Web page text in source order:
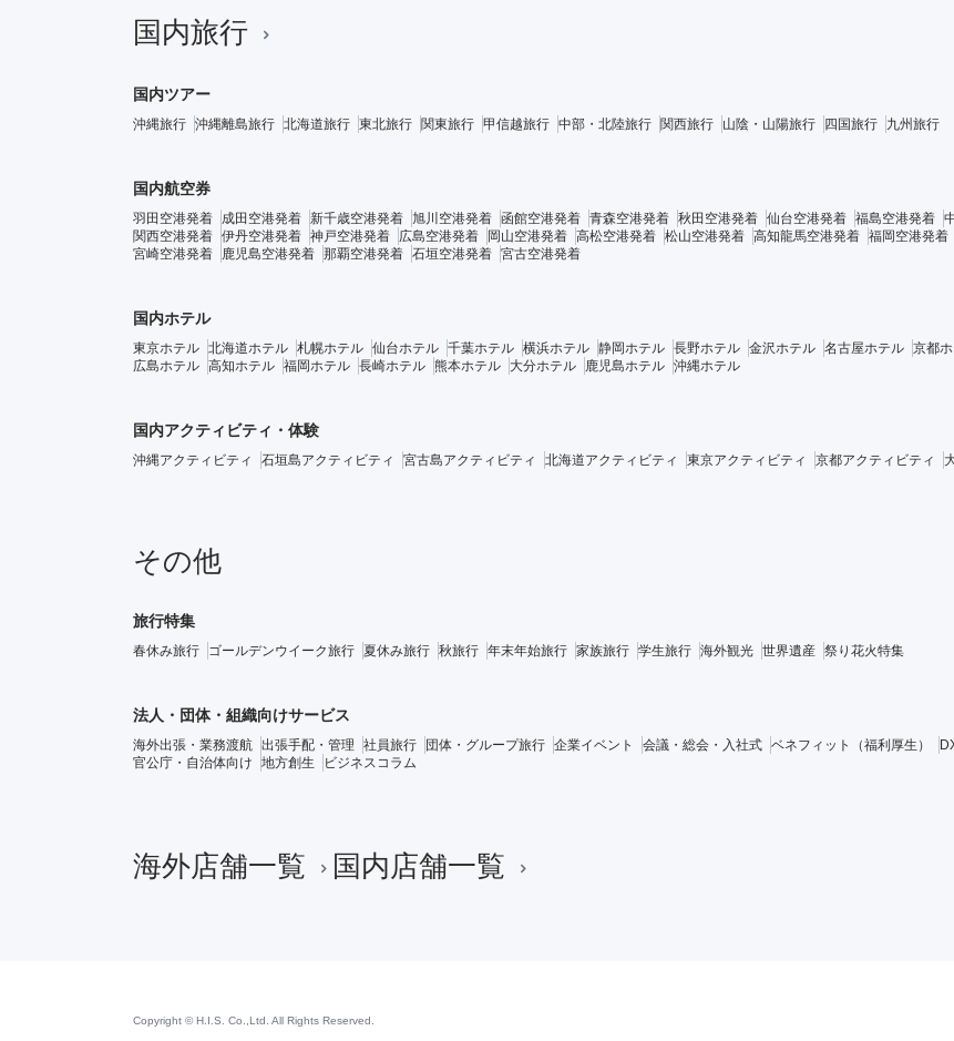
国内旅行
国内ツアー
沖縄旅行 沖縄離島旅行 北海道旅行 東北旅行 関東旅行 甲信越旅行 中部・北陸旅行 関西旅行 山陰・山陽旅行 四国旅行 九州旅行
国内航空券
羽田空港発着 成田空港発着 新千歳空港発着 旭川空港発着 函館空港発着 青森空港発着 秋田空港発着 仙台空港発着 福島空港発着
関西空港発着 伊丹空港発着 神戸空港発着 広島空港発着 岡山空港発着 高松空港発着 松山空港発着 高知龍馬空港発着 福岡空港発着
宮崎空港発着
鹿児島空港発着 那覇空港発着 石垣空港発着 宮古空港発着
国内ホテル
東京ホテル 北海道ホテル 札幌ホテル 仙台ホテル 千葉ホテル 横浜ホテル 静岡ホテル 長野ホテル 金沢ホテル 名古屋ホテル 京都
広島ホテル 高知ホテル 福岡ホテル 長崎ホテル 熊本ホテル 大分ホテル 鹿児島ホテル 沖縄ホテル
国内アクティビティ・体験
沖縄アクティビティ 石垣島アクティビティ 宮古島アクティビティ 北海道アクティビティ 東京アクティビティ 京都アクティビティ
その他
旅行特集
春休み旅行 ゴールデンウイーク旅行 夏休み旅行 秋旅行 年末年始旅行 家族旅行 学生旅行 海外観光 世界遺産 祭り花火特集
法人・団体・組織向けサービス
海外出張・業務渡航 出張手配・管理 社員旅行 団体・グループ旅行 企業イベント 会議・総会・入社式 ベネフィット（福利厚生）
官公庁・自治体向け
地方創生 ビジネスコラム
海外店舗一覧 国内店舗一覧
Copyright © H.I.S. Co.,Ltd. All Rights Reserved.